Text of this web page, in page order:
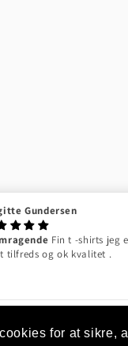
for at sikre,
Gundersen
Fin t -shirts jeg er
tilfreds og ok kvalitet .